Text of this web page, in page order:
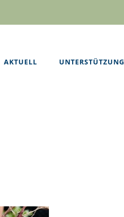
AKTUELL UNTERSTÜTZUNG